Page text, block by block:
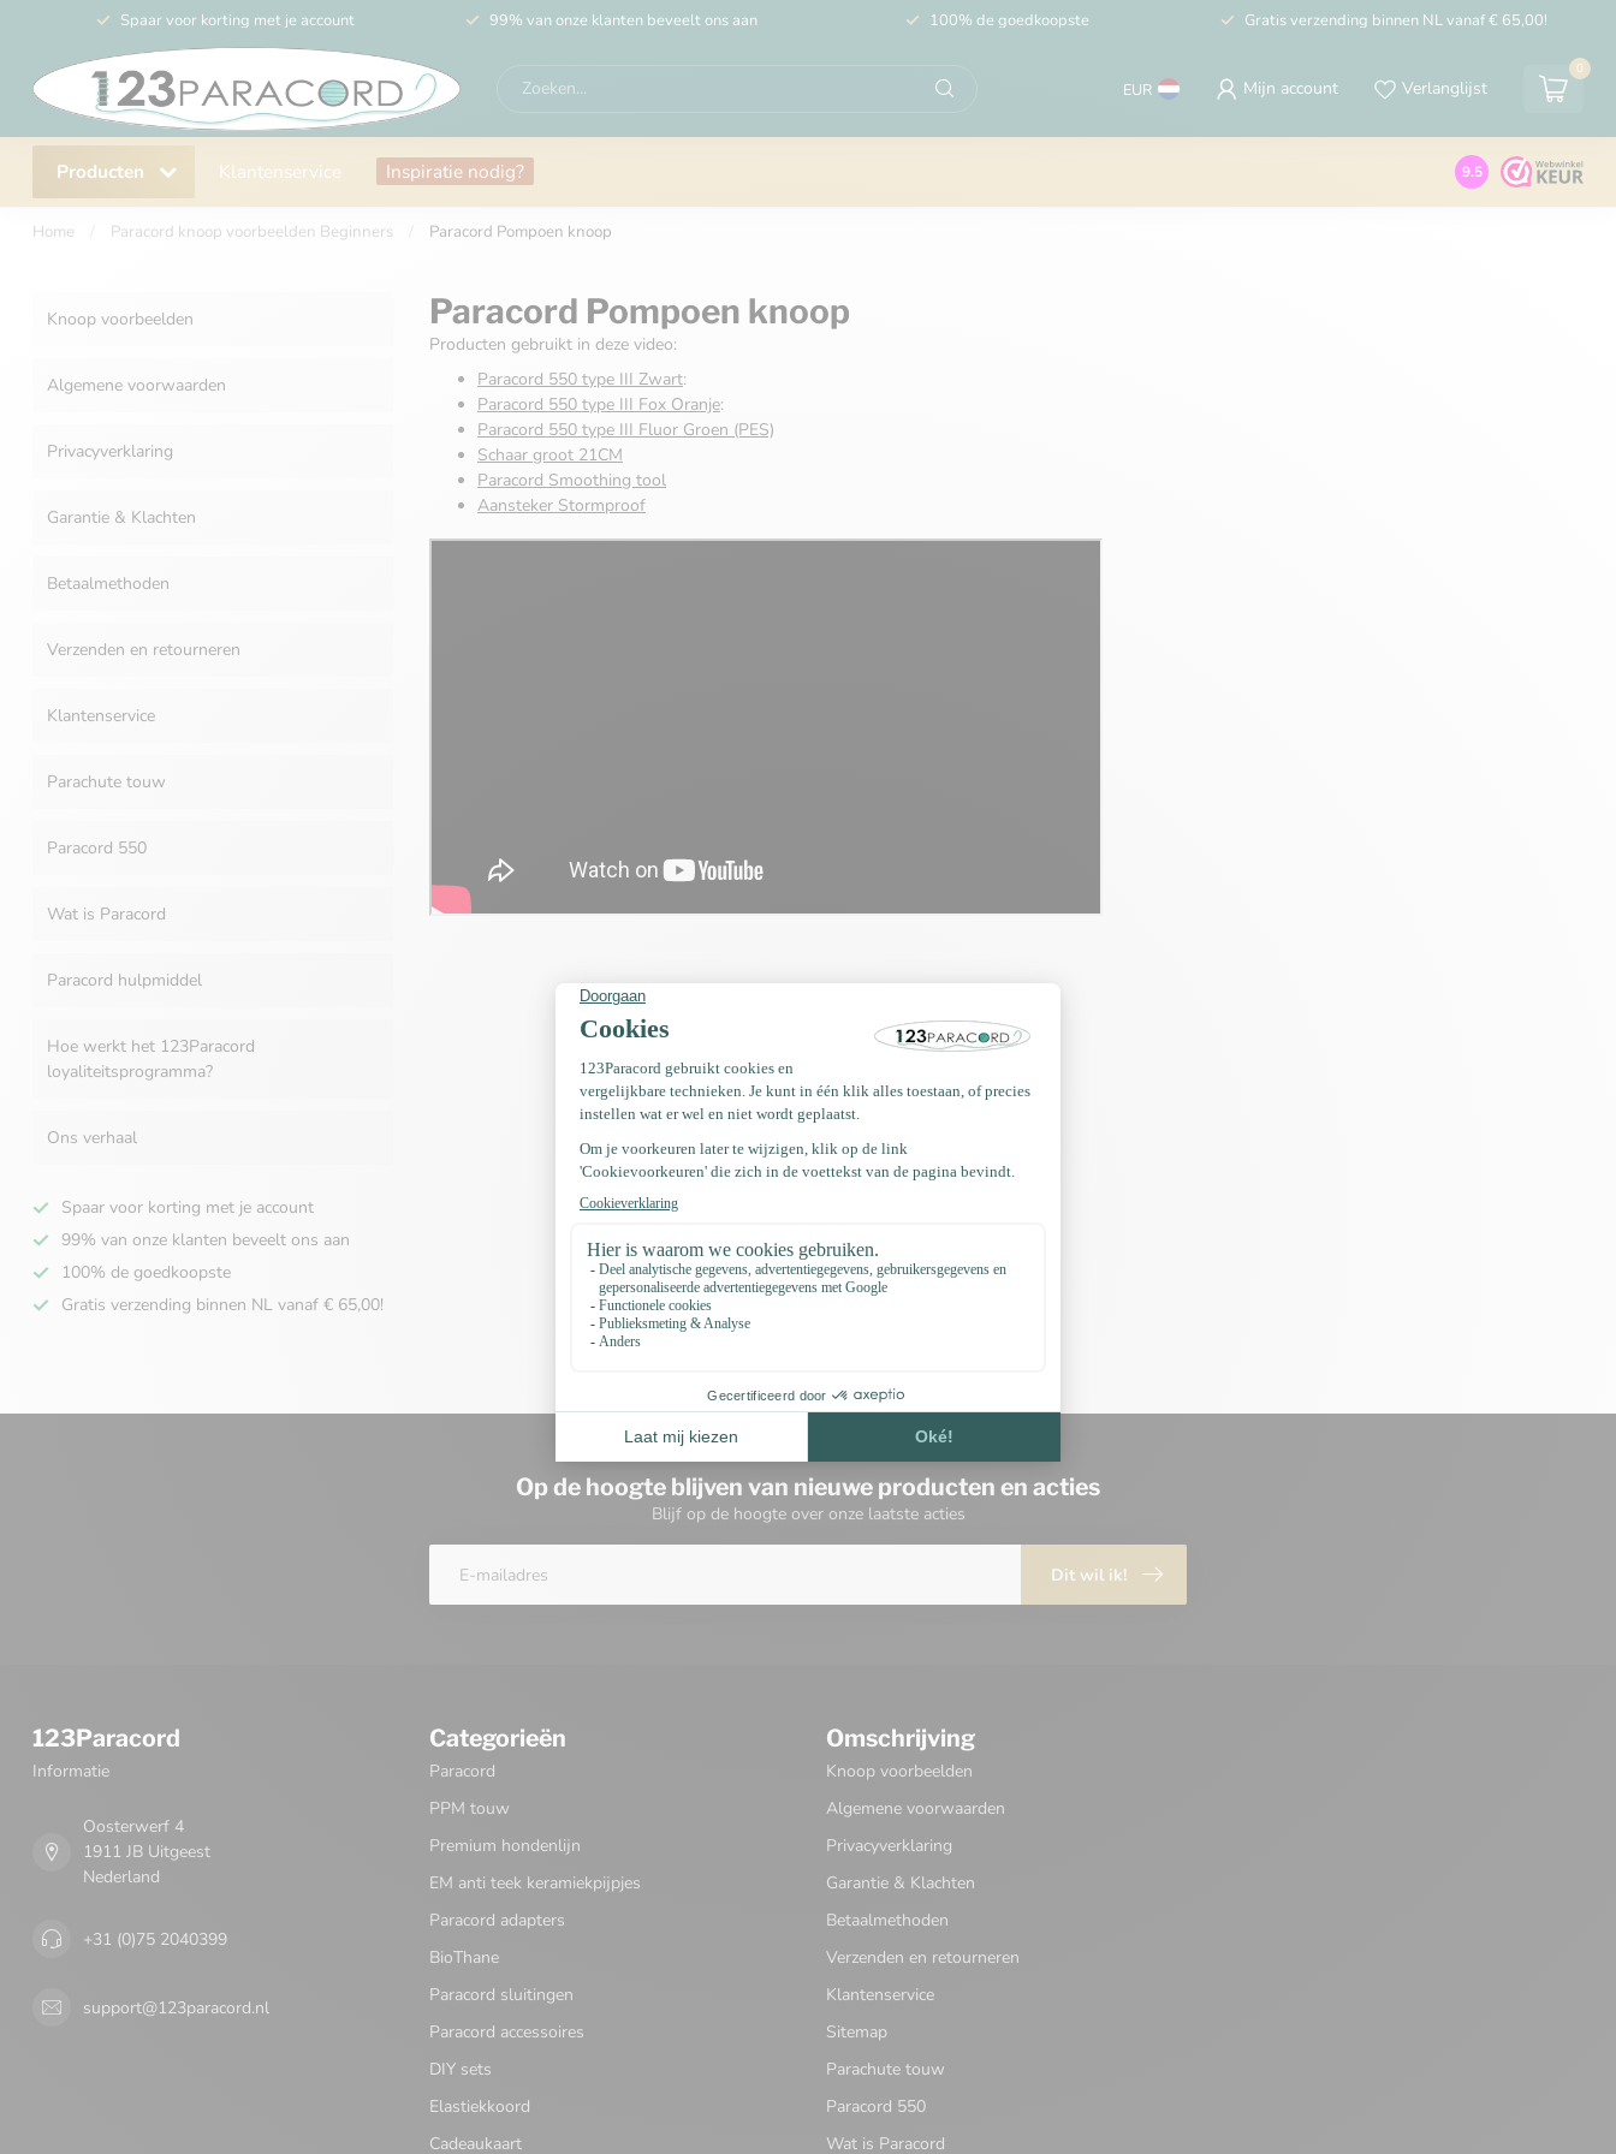
Spaar voor korting met je account 99% van onze klanten beveelt ons aan 100% de goedkoopste Gratis verzending binnen NL vanaf € 65,00!
EUR Mijn account Verlanglijst
0
Producten Klantenservice Inspiratie nodig? 9.5
Home Paracord knoop voorbeelden Beginners Paracord Pompoen knoop
Knoop voorbeelden
Algemene voorwaarden
Privacyverklaring
Garantie & Klachten
Betaalmethoden
Verzenden en retourneren
Klantenservice
Parachute touw
Paracord 550
Wat is Paracord
Paracord hulpmiddel
Hoe werkt het 123Paracord
loyaliteitsprogramma?
Ons verhaal
Spaar voor korting met je account
99% van onze klanten beveelt ons aan
100% de goedkoopste
Gratis verzending binnen NL vanaf € 65,00!
Paracord Pompoen knoop
Producten gebruikt in deze video:
Paracord 550 type III Zwart:
Paracord 550 type III Fox Oranje:
Paracord 550 type III Fluor Groen (PES)
Schaar groot 21CM
Paracord Smoothing tool
Aansteker Stormproof
Op de hoogte blijven van nieuwe producten en acties
Blijf op de hoogte over onze laatste acties
Dit wil ik!
123Paracord
Informatie
Oosterwerf 4
1911 JB Uitgeest
Nederland
+31 (0)75 2040399
support@123paracord.nl
Categorieën
Paracord
PPM touw
Premium hondenlijn
EM anti teek keramiekpijpjes
Paracord adapters
BioThane
Paracord sluitingen
Paracord accessoires
DIY sets
Elastiekkoord
Cadeaukaart
Omschrijving
Knoop voorbeelden
Algemene voorwaarden
Privacyverklaring
Garantie & Klachten
Betaalmethoden
Verzenden en retourneren
Klantenservice
Sitemap
Parachute touw
Paracord 550
Wat is Paracord